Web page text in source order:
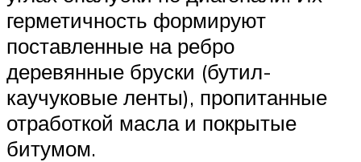
герметичность формируют
поставленные на ребро
деревянные бруски (бутил-
каучуковые ленты), пропитанные
отработкой масла и покрытые
битумом.